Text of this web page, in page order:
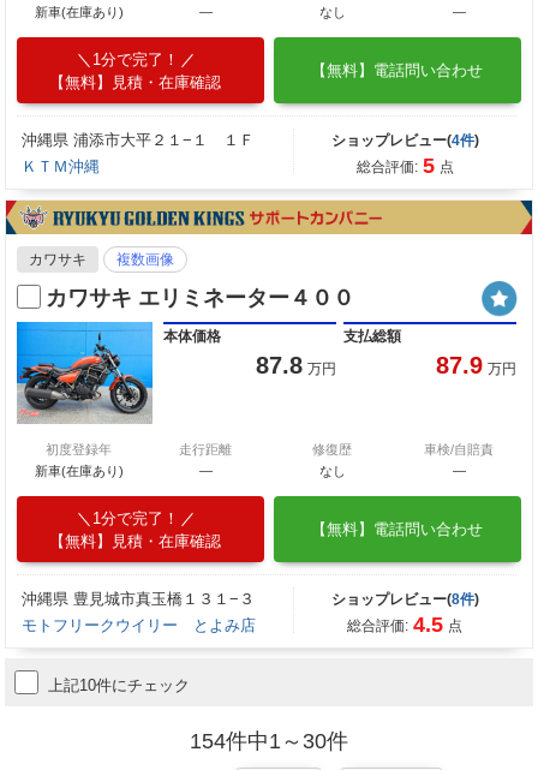
新車(在庫あり)
―
なし
―
1分で完了！
【無料】見積・在庫確認
【無料】電話問い合わせ
沖縄県 浦添市大平２１−１ １Ｆ
ＫＴＭ沖縄
ショップレビュー(4件)
総合評価: 5 点
カワサキ 複数画像
カワサキ エリミネーター４００
本体価格
87.8 万円
支払総額
87.9 万円
初度登録年
新車(在庫あり)
走行距離
―
修復歴
なし
車検/自賠責
―
1分で完了！
【無料】見積・在庫確認
【無料】電話問い合わせ
沖縄県 豊見城市真玉橋１３１−３
モトフリークウイリー とよみ店
ショップレビュー(8件)
総合評価: 4.5 点
上記10件にチェック
154件中1～30件